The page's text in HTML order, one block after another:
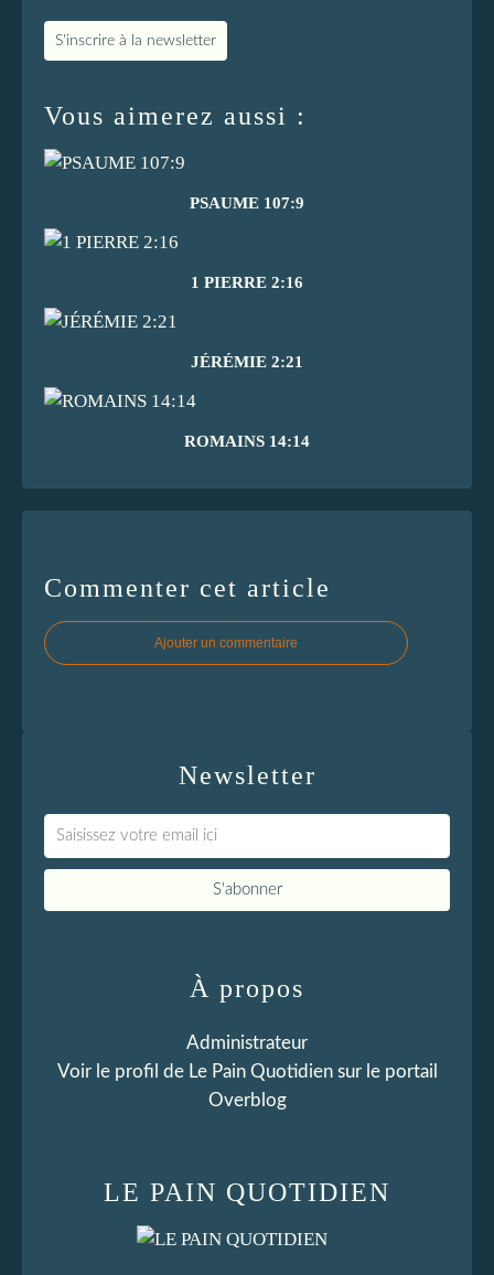
S'inscrire à la newsletter
Vous aimerez aussi :
PSAUME 107:9
1 PIERRE 2:16
JÉRÉMIE 2:21
ROMAINS 14:14
Commenter cet article
Ajouter un commentaire
Newsletter
LE PAIN QUOTIDIEN
À propos
Administrateur
Voir le profil de Le Pain Quotidiensur le portail
Overblog